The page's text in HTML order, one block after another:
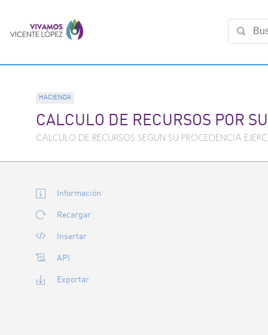
Información
Recargar
Insertar
API
Exportar
HACIENDA
CALCULO DE RECURSOS POR
CALCULO DE RECURSOS SEGUN SU PROCEDENCIA